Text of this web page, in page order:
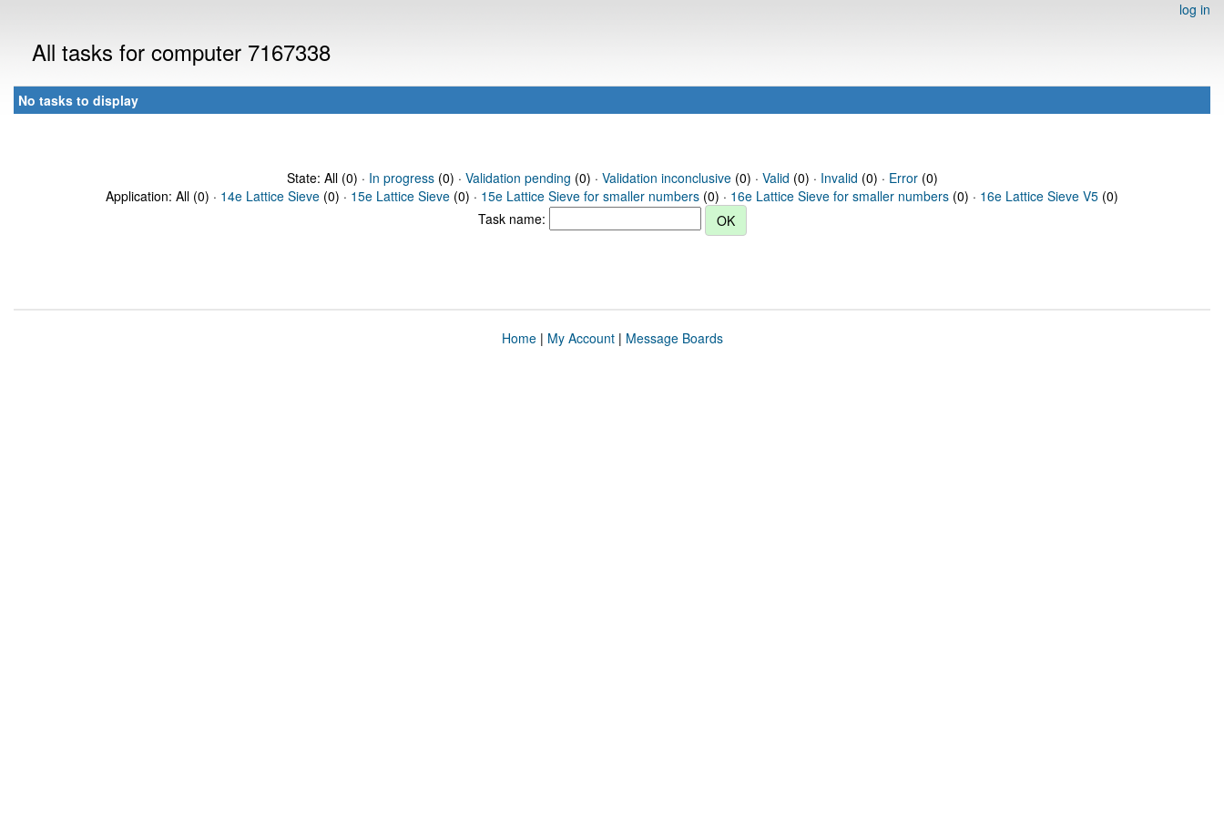
log in
All tasks for computer 7167338
No tasks to display
State: All (0) · In progress(0) · Validation pending (0) · Validation inconclusive(0) · Valid (0) · Invalid (0) · Error(0)
Application: All (0) · 14e Lattice Sieve (0) · 15e Lattice Sieve (0) · 15e Lattice Sieve for smaller numbers (0) · 16e Lattice Sieve for smaller numbers (0) · 16e Lattice Sieve V5 (0)
Task name:
Home| My Account| Message Boards